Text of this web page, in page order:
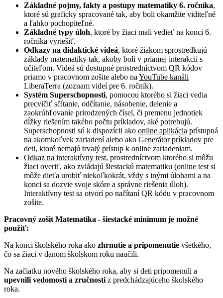
Základné pojmy, fakty a postupy matematiky 6. ročníka,
ktoré sú graficky spracované tak, aby boli okamžite viditeľné
a ľahko pochopiteľné.
Základné typy úloh, ktoré by žiaci mali vedieť na konci 6.
ročníka vyriešiť.
Odkazy na didaktické videá, ktoré žiakom sprostredkujú
základy matematiky tak, akoby boli v priamej interakcii s
učiteľom. Videá sú dostupné prostredníctvom QR kódov
priamo v pracovnom zošite alebo na YouTube kanáli
LiberaTerra (zoznam videí pre 6. ročník).
Systém Superschopnosti, pomocou ktorého si žiaci vedia
precvičiť sčítanie, odčítanie, násobenie, delenie a
zaokrúhľovanie prirodzených čísel, či premenu jednotiek
dĺžky riešením takého počtu príkladov, aké potrebujú.
Superschopnosti sú k dispozícii ako online aplikácia prístupná
na akomkoľvek zariadení alebo ako Generátor príkladov pre
deti, ktoré nemajú trvalý prístup k online zariadeniam.
Odkaz na interaktívny test, prostredníctvom ktorého si môžu
žiaci overiť, ako zvládajú šiestackú matematiku (online test si
môže dieťa urobiť niekoľkokrát, vždy s inými úlohami a na
konci sa dozvie svoje skóre a správne riešenia úloh).
Interaktívny test sa otvorí po načítaní QR kódu v pracovnom
zošite.
Pracovný zošit Matematika - šiestacké minimum je možné
použiť:
Na konci školského roka ako zhrnutie a pripomenutie všetkého,
čo sa žiaci v danom školskom roku naučili.
Na začiatku nového školského roka, aby si deti pripomenuli a
upevnili vedomosti a zručnosti z predchádzajúceho školského
roka.